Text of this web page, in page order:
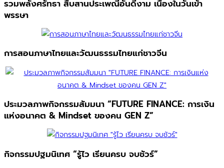
รวมพลังศรัทธา สืบสานประเพณีอันดีงาม เนื่องในวันเข้า
พรรษา
การสอนภาษาไทยและวัฒนธรรมไทยแก่ชาวจีน
ประมวลภาพกิจกรรมสัมมนา “FUTURE FINANCE: การเงิน
แห่งอนาคต & Mindset ของคน GEN Z”
กิจกรรมปฐมนิเทศ “รู้ไว เรียนครบ จบชัวร์”